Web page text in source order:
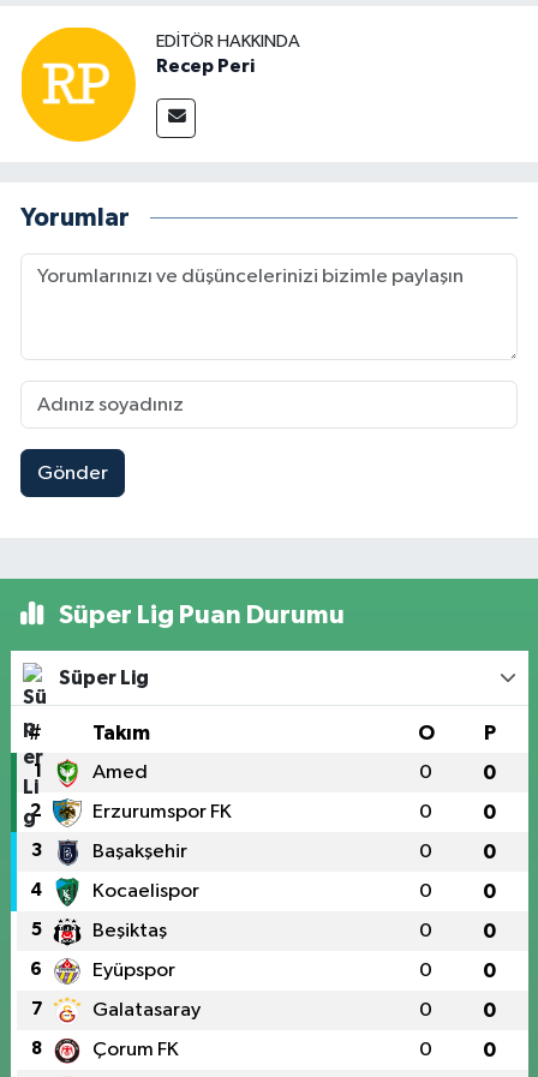
EDITÖR HAKKINDA
Recep Peri
Yorumlar
Gönder
Süper Lig Puan Durumu
Süper Lig
# Takım O P
1 Amed 0 0
2 Erzurumspor FK 0 0
3 Başakşehir 0 0
4 Kocaelispor 0 0
5 Beşiktaş 0 0
6 Eyüpspor 0 0
7 Galatasaray 0 0
8 Çorum FK 0 0